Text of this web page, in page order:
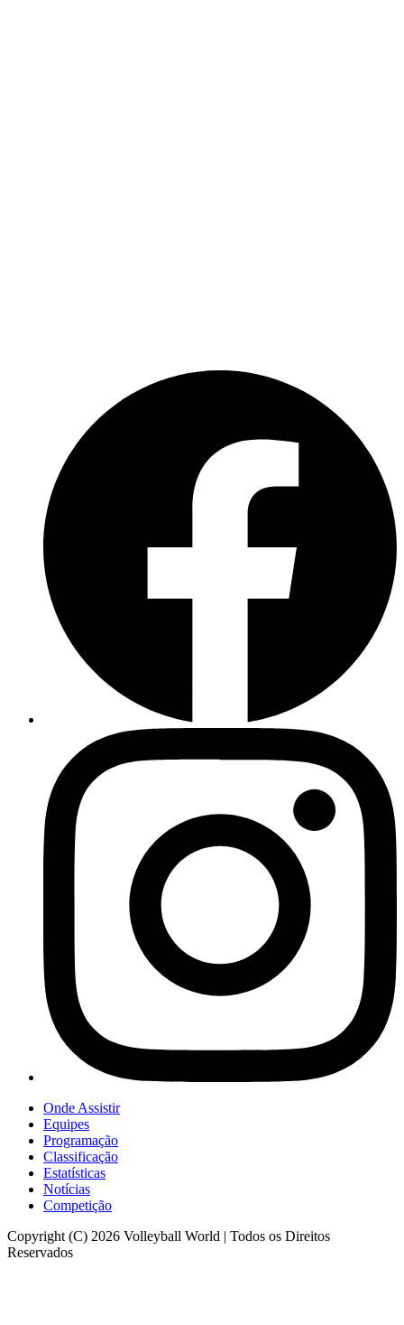
Onde Assistir
Equipes
Programação
Classificação
Estatísticas
Notícias
Competição
Copyright (C) 2026 Volleyball World | Todos os Direitos
Reservados